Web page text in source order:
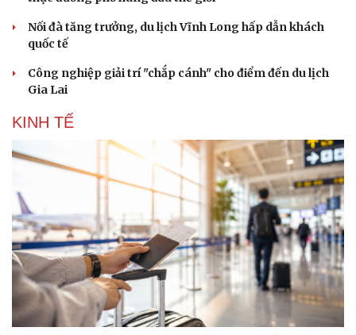
Nối đà tăng trưởng, du lịch Vĩnh Long hấp dẫn khách
quốc tế
Công nghiệp giải trí "chắp cánh" cho điểm đến du lịch
Gia Lai
KINH TẾ